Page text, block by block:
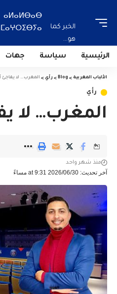
الخبر كما
هو...
ⴰⵍⴰⵍⴱⴰⴱ
الرئيسية سياسة جهات
الألباب المغربية >
Blog
> رأي > المغرب… لا يفاجئ
رأي
المغرب… لا
آخر تحديث: 2026/06/30 at 9:31 مساءً
منذ شهر واحد